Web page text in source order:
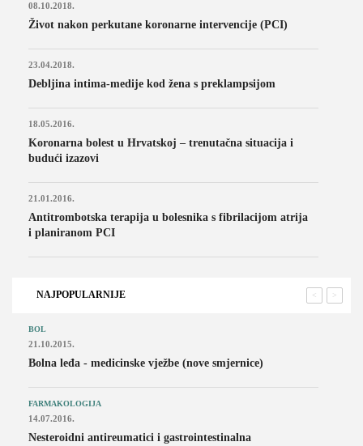
08.10.2018.
Život nakon perkutane koronarne intervencije (PCI)
23.04.2018.
Debljina intima-medije kod žena s preklampsijom
18.05.2016.
Koronarna bolest u Hrvatskoj – trenutačna situacija i
budući izazovi
21.01.2016.
Antitrombotska terapija u bolesnika s fibrilacijom atrija
i planiranom PCI
NAJPOPULARNIJE >
<
BOL
21.10.2015.
Bolna leđa - medicinske vježbe (nove smjernice)
FARMAKOLOGIJA
14.07.2016.
Nesteroidni antireumatici i gastrointestinalna